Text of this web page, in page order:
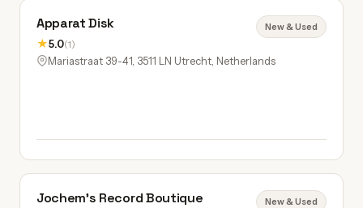
Apparat Disk
★5.0(1)
New & Used
Mariastraat 39-41, 3511 LN Utrecht, Netherlands
Jochem’s Record Boutique New & Used